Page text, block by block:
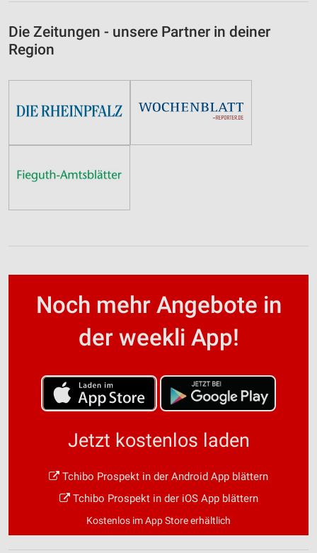
Die Zeitungen - unsere Partner in deiner
Region
Noch mehr Angebote in
der weekli App!
Jetzt kostenlos laden
Tchibo Prospekt in der Android App blättern
Tchibo Prospekt in der iOS App blättern
Kostenlos im App Store erhältlich